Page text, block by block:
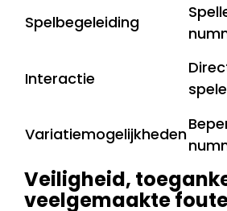
Spelbegeleiding
Interactie
Variatiemogelijkheden
Veiligheid,
veelgemaakte